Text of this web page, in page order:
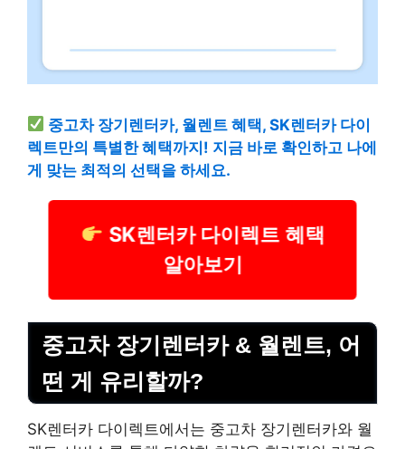
중고차 장기렌터카, 월렌트 혜택, SK렌터카 다이
렉트만의 특별한 혜택까지! 지금 바로 확인하고 나에
게 맞는 최적의 선택을 하세요.
SK렌터카 다이렉트 혜택
알아보기
중고차 장기렌터카 & 월렌트, 어
떤 게 유리할까?
SK렌터카 다이렉트에서는 중고차 장기렌터카와 월